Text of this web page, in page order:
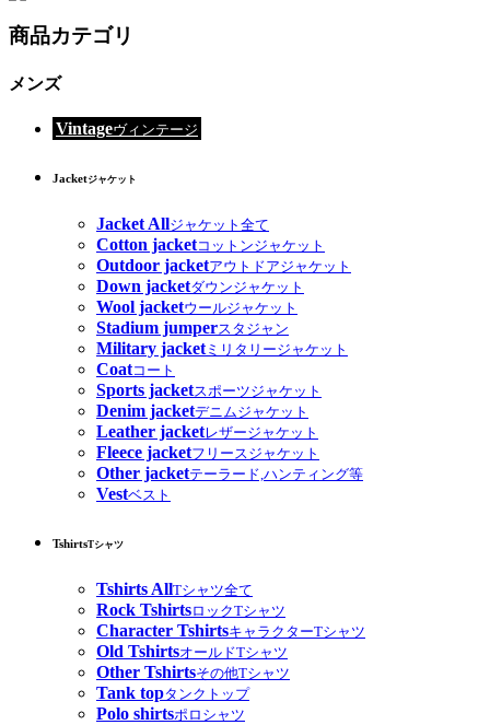
商品カテゴリ
メンズ
Vintageヴィンテージ
Jacketジャケット
Jacket Allジャケット全て
Cotton jacketコットンジャケット
Outdoor jacketアウトドアジャケット
Down jacketダウンジャケット
Wool jacketウールジャケット
Stadium jumperスタジャン
Military jacketミリタリージャケット
Coatコート
Sports jacketスポーツジャケット
Denim jacketデニムジャケット
Leather jacketレザージャケット
Fleece jacketフリースジャケット
Other jacketテーラード,ハンティング等
Vestベスト
TshirtsTシャツ
Tshirts AllTシャツ全て
Rock TshirtsロックTシャツ
Character TshirtsキャラクターTシャツ
Old TshirtsオールドTシャツ
Other Tshirtsその他Tシャツ
Tank topタンクトップ
Polo shirtsポロシャツ